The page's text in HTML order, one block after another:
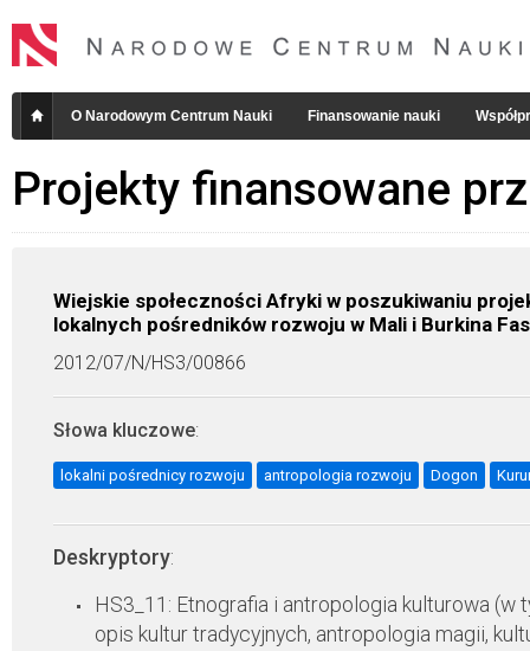
O Narodowym Centrum Nauki Finansowanie nauki
Projekty finansowane
Wiejskie społeczności Afryki w poszukiwaniu
lokalnych pośredników rozwoju w Mali i Burkina
2012/07/N/HS3/00866
Słowa kluczowe:
lokalni pośrednicy rozwoju antropologia rozwoju Dogon
Deskryptory:
HS3_11: Etnografia i antropologia kulturowa (w
opis kultur tradycyjnych, antropologia magii,